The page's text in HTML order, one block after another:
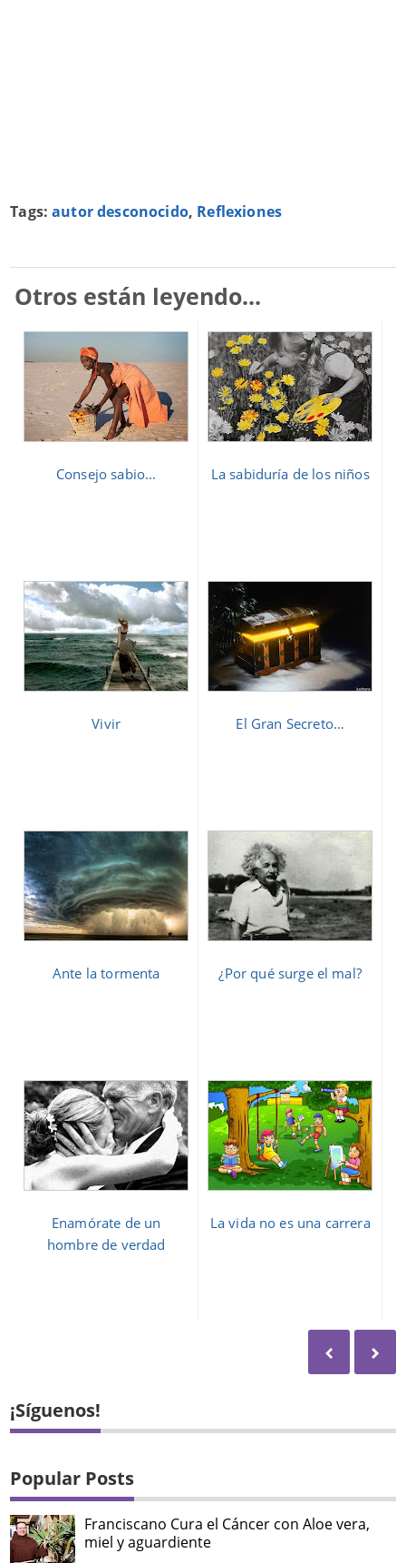
Tags:autor desconocido, Reflexiones
Otros están leyendo...
Consejo sabio... La sabiduría de los niños
Vivir El Gran Secreto…
Ante la tormenta ¿Por qué surge el mal?
Enamórate de un
hombre de verdad
La vida no es una carrera
¡Síguenos!
Popular Posts
Franciscano Cura el Cáncer con Aloe vera,
miel y aguardiente